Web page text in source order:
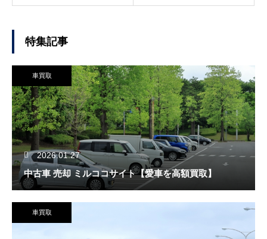
特集記事
車買取
2026.01.27
中古車 売却 ミルココサイト【愛車を高額買取】
車買取